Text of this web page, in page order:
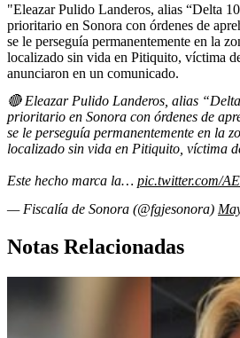
"Eleazar Pulido Landeros, alias “Delta
prioritario en Sonora con órdenes de
se le perseguía permanentemente en la
localizado sin vida en Pitiquito, víctima
anunciaron en un comunicado.
🔴 Eleazar Pulido Landeros, alias
prioritario en Sonora con órdenes de
se le perseguía permanentemente en la
localizado sin vida en Pitiquito, víctima
Este hecho marca la… pic.twitter.com/
— Fiscalía de Sonora (@fgjesonora)
Notas Relacionadas